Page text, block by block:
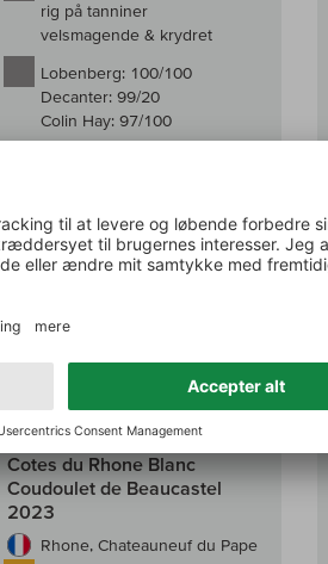
rig på tanniner
velsmagende & krydret
Lobenberg: 100/100
Decanter: 99/20
Colin Hay: 97/100
0,75 l(3.809,33 DKK /l)
Perrin / Beaucastel
Til
Cotes du Rhone Blanc
Coudoulet de Beaucastel
2023
Rhone, Chateauneuf du Pape